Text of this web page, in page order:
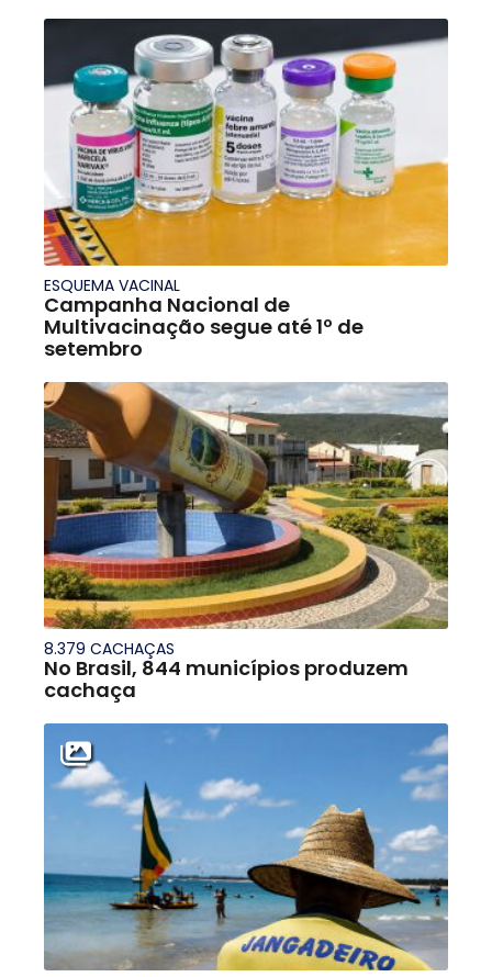
ESQUEMA VACINAL
Campanha Nacional de
Multivacinação segue até 1º de
setembro
8.379 CACHAÇAS
No Brasil, 844 municípios produzem
cachaça